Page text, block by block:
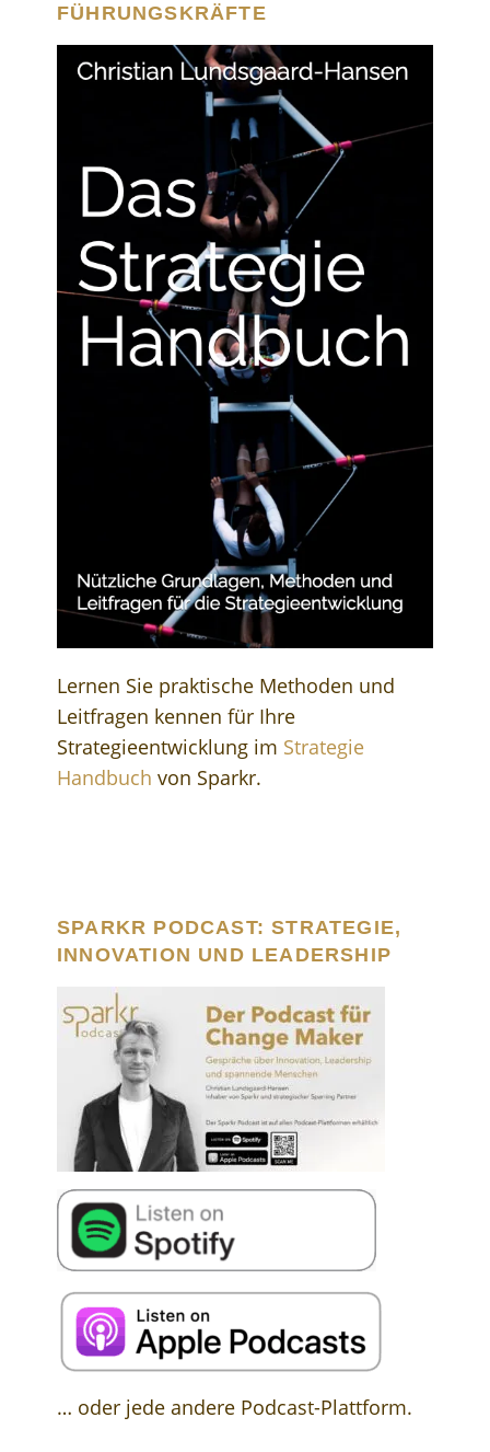
FÜHRUNGSKRÄFTE
Lernen Sie praktische Methoden und
Leitfragen kennen für Ihre
Strategieentwicklung im Strategie
Handbuch von Sparkr.
SPARKR PODCAST: STRATEGIE,
INNOVATION UND LEADERSHIP
… oder jede andere Podcast-Plattform.